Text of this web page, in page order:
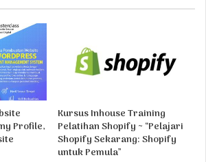
Profile,
Kursus Inhouse Training
Pelatihan Shopify ~ “Pelajari
Shopify Sekarang: Shopify
untuk Pemula”